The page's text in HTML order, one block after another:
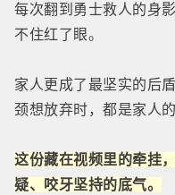
每次翻到勇士救人的身
不住红了眼。
家人更成了最坚实的后
颈想放弃时，都是家人
这份藏在视频里的牵挂
疑、咬牙坚持的底气。